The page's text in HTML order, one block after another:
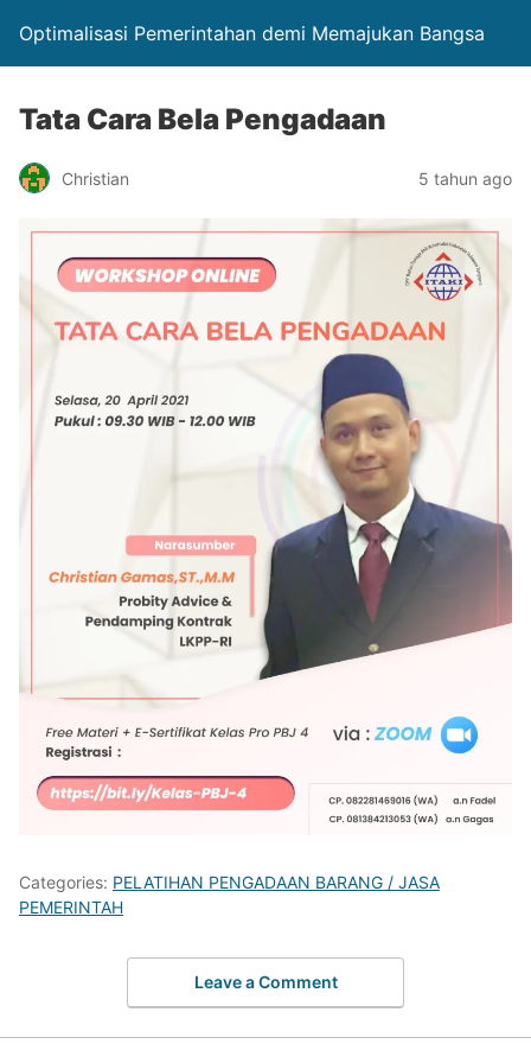
Optimalisasi Pemerintahan demi Memajukan Bangsa
Tata Cara Bela Pengadaan
Christian 5 tahun ago
Categories: PELATIHAN PENGADAAN BARANG / JASA
PEMERINTAH
Leave a Comment